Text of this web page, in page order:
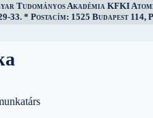
Tudományos Akadémia KFKI
33. * Postacím: 1525 Budapest